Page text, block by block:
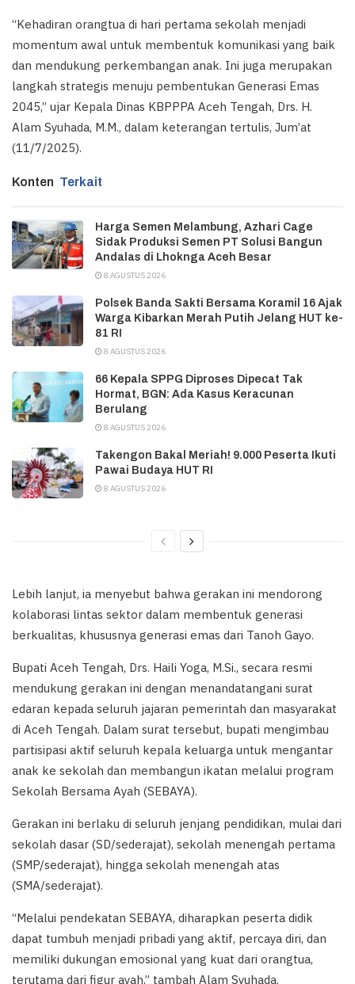
“Kehadiran orangtua di hari pertama sekolah menjadi
momentum awal untuk membentuk komunikasi yang baik
dan mendukung perkembangan anak. Ini juga merupakan
langkah strategis menuju pembentukan Generasi Emas
2045,” ujar Kepala Dinas KBPPPA Aceh Tengah, Drs. H.
Alam Syuhada, M.M., dalam keterangan tertulis, Jum’at
(11/7/2025).
Konten Terkait
Harga Semen Melambung, Azhari Cage
Sidak Produksi Semen PT Solusi Bangun
Andalas di Lhoknga Aceh Besar
8 AGUSTUS 2026
Polsek Banda Sakti Bersama Koramil 16 Ajak
Warga Kibarkan Merah Putih Jelang HUT ke-
81 RI
8 AGUSTUS 2026
66 Kepala SPPG Diproses Dipecat Tak
Hormat, BGN: Ada Kasus Keracunan
Berulang
8 AGUSTUS 2026
Takengon Bakal Meriah! 9.000 Peserta Ikuti
Pawai Budaya HUT RI
8 AGUSTUS 2026
Lebih lanjut, ia menyebut bahwa gerakan ini mendorong
kolaborasi lintas sektor dalam membentuk generasi
berkualitas, khususnya generasi emas dari Tanoh Gayo.
Bupati Aceh Tengah, Drs. Haili Yoga, M.Si., secara resmi
mendukung gerakan ini dengan menandatangani surat
edaran kepada seluruh jajaran pemerintah dan masyarakat
di Aceh Tengah. Dalam surat tersebut, bupati mengimbau
partisipasi aktif seluruh kepala keluarga untuk mengantar
anak ke sekolah dan membangun ikatan melalui program
Sekolah Bersama Ayah (SEBAYA).
Gerakan ini berlaku di seluruh jenjang pendidikan, mulai dari
sekolah dasar (SD/sederajat), sekolah menengah pertama
(SMP/sederajat), hingga sekolah menengah atas
(SMA/sederajat).
“Melalui pendekatan SEBAYA, diharapkan peserta didik
dapat tumbuh menjadi pribadi yang aktif, percaya diri, dan
memiliki dukungan emosional yang kuat dari orangtua,
terutama dari figur ayah,” tambah Alam Syuhada.